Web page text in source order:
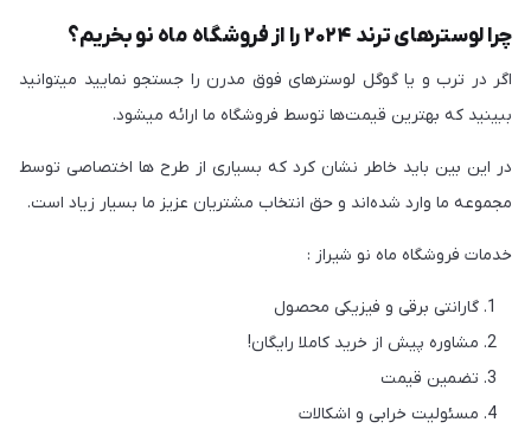
چرا لوسترهای ترند ۲۰۲۴ را از فروشگاه ماه نو بخریم؟
اگر در ترب و یا گوگل لوسترهای فوق مدرن را جستجو نمایید میتوانید
ببینید که بهترین قیمت‌ها توسط فروشگاه ما ارائه میشود.
در این بین باید خاطر نشان کرد که بسیاری از طرح ها اختصاصی توسط
مجموعه ما وارد شده‌اند و حق انتخاب مشتریان عزیز ما بسیار زیاد است.
خدمات فروشگاه ماه نو شیراز :
گارانتی برقی و فیزیکی محصول
مشاوره پیش از خرید کاملا رایگان!
تضمین قیمت
مسئولیت خرابی و اشکالات